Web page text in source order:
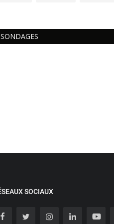
SONDAGES
SOCIAUX